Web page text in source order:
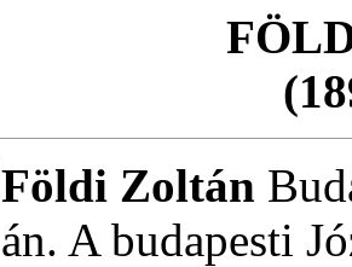
Földi Zoltán
án. A budapesti